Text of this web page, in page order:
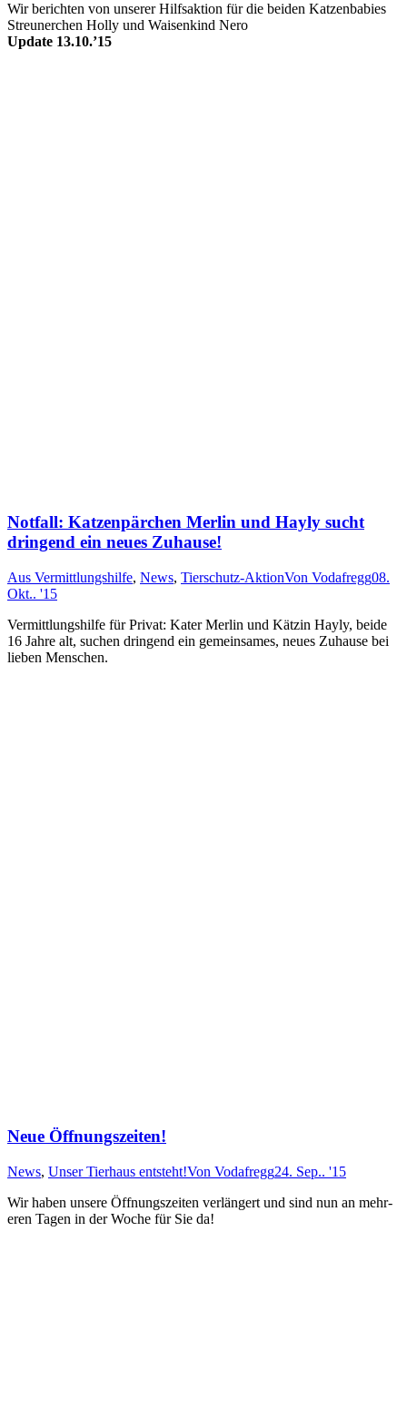
Wir berichten von un­ser­er Hilfs­akt­ion für die bei­den Katz­en­ba­bies
Streu­ner­chen Holly und Wai­sen­kind Nero
Update 13.10.’15
Notfall: Katzenpärchen Merlin und Hayly sucht
dringend ein neues Zuhause!
Aus Vermittlungshilfe, News, Tierschutz-AktionVon Vodafregg08.
Okt.. '15
Vermittlungs­hilfe für Privat: Ka­ter Mer­lin und Kätz­in Hayly, bei­de
16 Jahre alt, such­en dring­end ein ge­mein­sam­es, neu­es Zu­hause bei
lie­ben Men­schen.
Neue Öffnungszeiten!
News, Unser Tierhaus entsteht!Von Vodafregg24. Sep.. '15
Wir haben unsere Öff­nungs­zeit­en ver­läng­ert und sind nun an mehr­
er­en Ta­gen in der Woche für Sie da!